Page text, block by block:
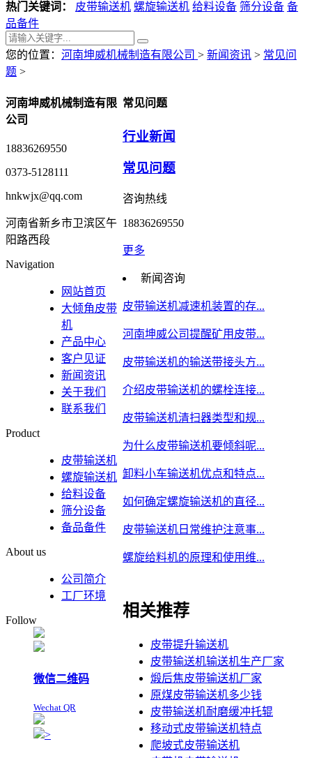
热门关键词： 皮带输送机 螺旋输送机 给料设备 筛分设备 备
品备件
您的位置： 河南坤威机械制造有限公司 > 新闻资讯 > 常见问
题 >
常见问题
行业新闻
常见问题
咨询热线
18836269550
更多
新闻咨询
皮带输送机减速机装置的存...
河南坤威公司提醒矿用皮带...
皮带输送机的输送带接头方...
介绍皮带输送机的螺栓连接...
皮带输送机清扫器类型和规...
为什么皮带输送机要倾斜呢...
卸料小车输送机优点和特点...
如何确定螺旋输送机的直径...
皮带输送机日常维护注意事...
螺旋给料机的原理和使用维...
相关推荐
皮带提升输送机
皮带输送机输送机生产厂家
煅后焦皮带输送机厂家
原煤皮带输送机多少钱
皮带输送机耐磨缓冲托辊
移动式皮带输送机特点
爬坡式皮带输送机
河南坤威机械制造有限
公司
18836269550
0373-5128111
hnkwjx@qq.com
河南省新乡市卫滨区午
阳路西段
Navigation
网站首页
大倾角皮带
机
产品中心
客户见证
新闻资讯
关于我们
联系我们
Product
皮带输送机
螺旋输送机
给料设备
筛分设备
备品备件
About us
公司简介
工厂环境
Follow
微信二维码
Wechat QR
>